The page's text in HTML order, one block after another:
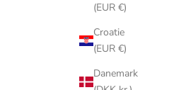
(EUR €)
Croatie
(EUR €)
Danemark